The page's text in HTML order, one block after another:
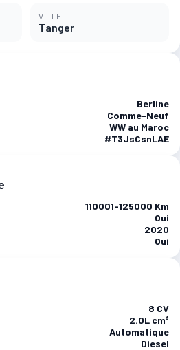
VILLE
Tanger‎
Berline
Comme-Neuf
WW au Maroc
#T3JsCsnLAE
110001-125000 Km
Oui
2020
Oui
8 CV
2.0L cm³
Automatique
Diesel